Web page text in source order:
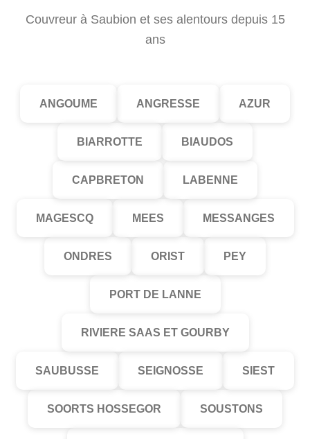
Couvreur à Saubion et ses alentours depuis 15
ans
ANGOUME ANGRESSE AZUR
BIARROTTE BIAUDOS
CAPBRETON LABENNE
MAGESCQ MEES MESSANGES
ONDRES ORIST PEY
PORT DE LANNE
RIVIERE SAAS ET GOURBY
SAUBUSSE SEIGNOSSE SIEST
SOORTS HOSSEGOR SOUSTONS